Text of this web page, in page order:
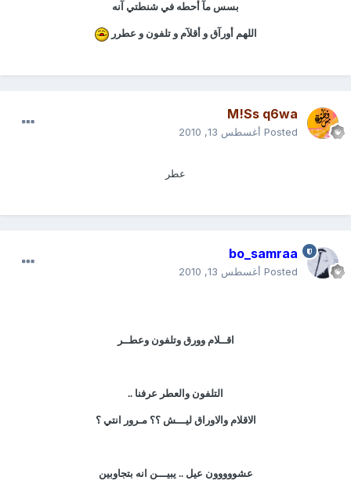
بسس مآ أحطه في شنطتي آنه
اللهم أورآق و أقلآم و تلفون و عطرر
M!Ss q6wa
Posted أغسطس 13, 2010
عطر
bo_samraa
Posted أغسطس 13, 2010
اقــلام وورق وتلفون وعطــر
التلفون والعطر عرفنا ..
الاقلام والاوراق ليـــش ؟؟ مـرور انتي ؟
عشووووون عيل .. يبيـــن انه بتجاوبين